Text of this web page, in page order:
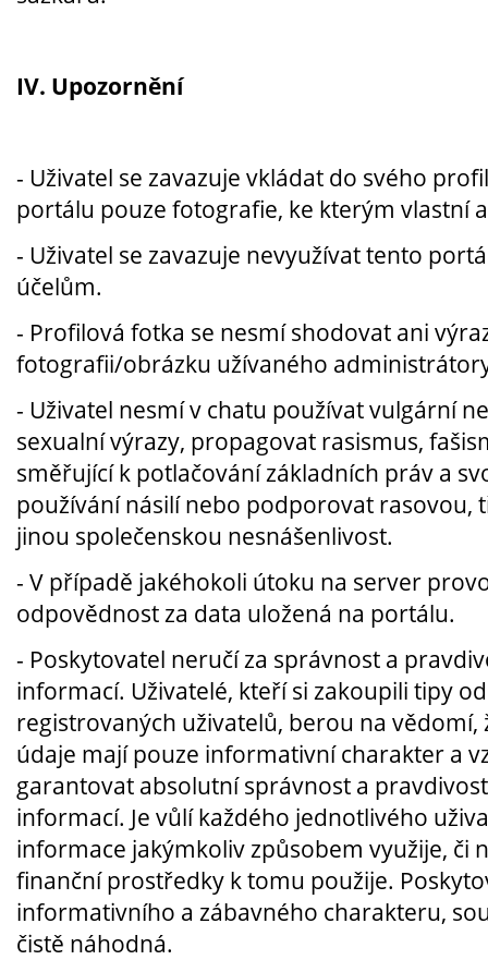
IV. Upozornění
- Uživatel se zavazuje vkládat do svého
portálu pouze fotografie, ke kterým vlastní
- Uživatel se zavazuje nevyužívat tento
účelům.
- Profilová fotka se nesmí shodovat ani
fotografii/obrázku užívaného
- Uživatel nesmí v chatu používat vulgární
sexualní výrazy, propagovat rasismus,
směřující k potlačování základních práv a
používání násilí nebo podporovat rasovou,
jinou společenskou nesnášenlivost.
- V případě jakéhokoli útoku na server
odpovědnost za data uložená na portálu.
- Poskytovatel neručí za správnost a
informací. Uživatelé, kteří si zakoupili tipy
registrovaných uživatelů, berou na vědomí,
údaje mají pouze informativní charakter a
garantovat absolutní správnost a
informací. Je vůlí každého jednotlivého
informace jakýmkoliv způsobem využije, či
finanční prostředky k tomu použije.
informativního a zábavného charakteru,
čistě náhodná.